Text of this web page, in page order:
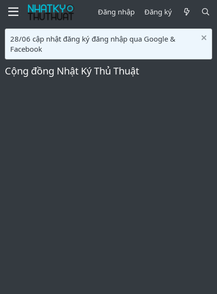
Đăng nhập Đăng ký
28/06 cập nhật đăng ký đăng nhập qua Google &
Facebook
Cộng đồng Nhật Ký Thủ Thuật